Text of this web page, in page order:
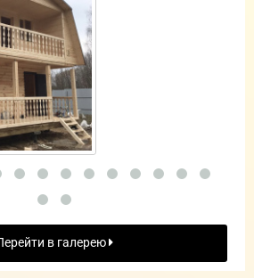
в галерею